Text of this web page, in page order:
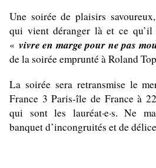
Une soirée de plaisirs
qui vient déranger là et ce
« vivre en marge pour ne pas
de la soirée emprunté à Roland
La soirée sera retransmise le
France 3 Paris-île de France à
qui sont les lauréat·e·s. Ne
banquet d’incongruités et de